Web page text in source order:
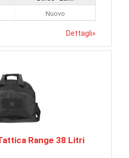
Nuovo
Dettagli»
Range 38 Litri